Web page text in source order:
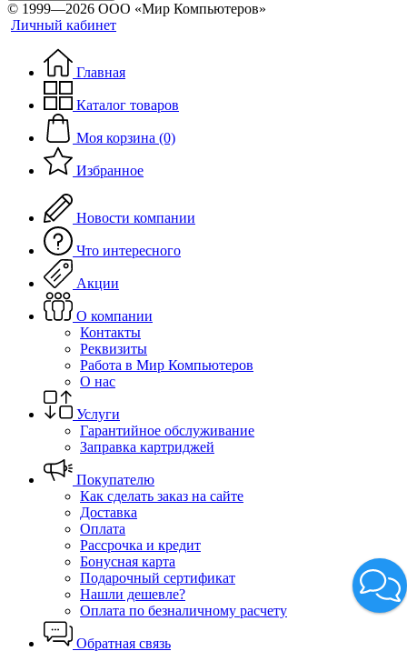
© 1999—2026 ООО «Мир Компьютеров»
Личный кабинет
Главная
Каталог товаров
Моя корзина (0)
Избранное
Новости компании
Что интересного
Акции
О компании
Контакты
Реквизиты
Работа в Мир Компьютеров
О нас
Услуги
Гарантийное обслуживание
Заправка картриджей
Покупателю
Как сделать заказ на сайте
Доставка
Оплата
Рассрочка и кредит
Бонусная карта
Подарочный сертификат
Нашли дешевле?
Оплата по безналичному расчету
Обратная связь